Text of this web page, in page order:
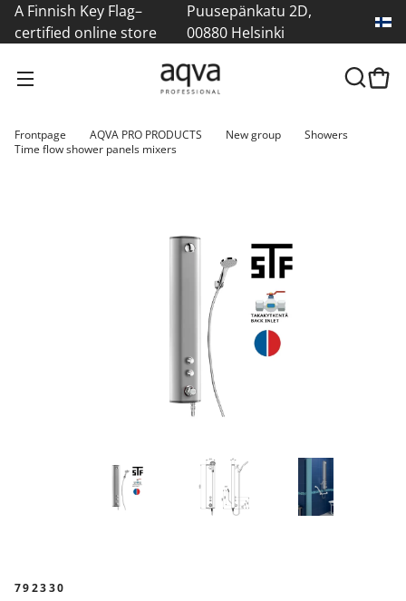
A Finnish Key Flag–
certified online store
Puusepänkatu 2D,
00880 Helsinki
Frontpage AQVA PRO PRODUCTS New group
Showers
Time flow shower panels mixers
792330